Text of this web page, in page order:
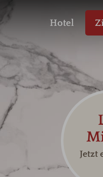
Hotel
Jetzt
Codes einlösen
Hier können Sie Ihre
oder Gutscheine einlösen.
Aktuell akzeptieren wir folgende
Codes:
Buchungscode